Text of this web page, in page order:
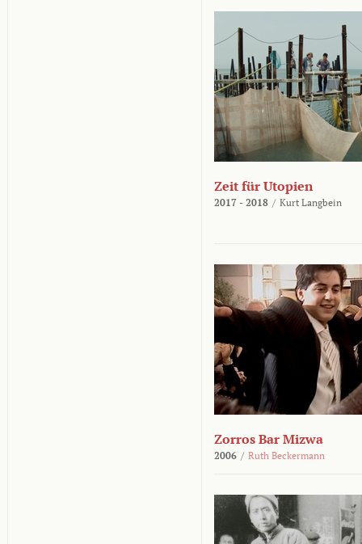
Zeit für Utopien
2017 - 2018 / Kurt Langbein
Zorros Bar Mizwa
2006 / Ruth Beckermann